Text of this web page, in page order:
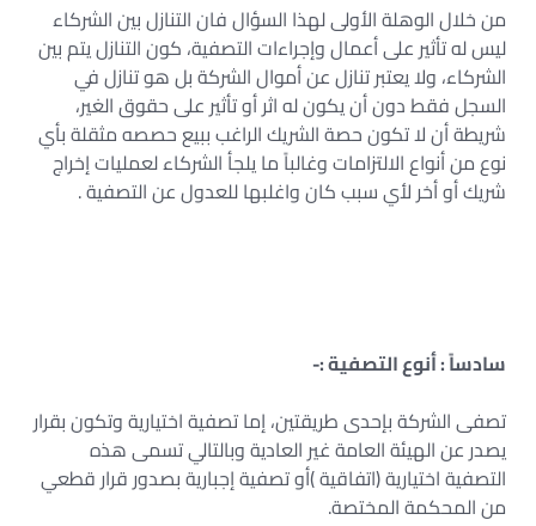
من خلال الوهلة الأولى لهذا السؤال فان التنازل بين الشركاء
ليس له تأثير على أعمال وإجراءات التصفية، كون التنازل يتم بين
الشركاء، ولا يعتبر تنازل عن أموال الشركة بل هو تنازل في
السجل فقط دون أن يكون له اثر أو تأثير على حقوق الغير،
شريطة أن لا تكون حصة الشريك الراغب ببيع حصصه مثقلة بأي
نوع من أنواع الالتزامات وغالباً ما يلجأ الشركاء لعمليات إخراج
شريك أو أخر لأي سبب كان واغلبها للعدول عن التصفية .
سادساً : أنوع التصفية :-
تصفى الشركة بإحدى طريقتين، إما تصفية اختيارية وتكون بقرار
يصدر عن الهيئة العامة غير العادية وبالتالي تسمى هذه
التصفية اختيارية (اتفاقية )أو تصفية إجبارية بصدور قرار قطعي
من المحكمة المختصة.